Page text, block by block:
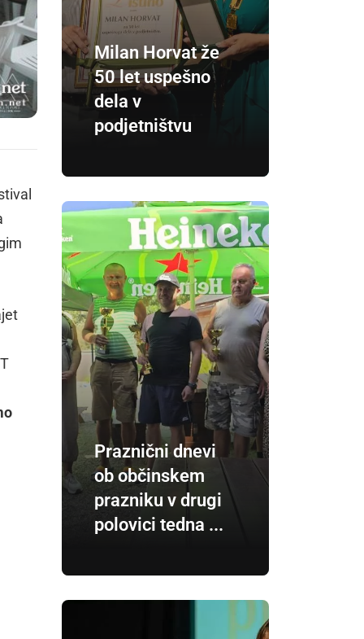
Milan Horvat že
50 let uspešno
dela v
podjetništvu
Praznični dnevi
ob občinskem
prazniku v drugi
polovici tedna ...